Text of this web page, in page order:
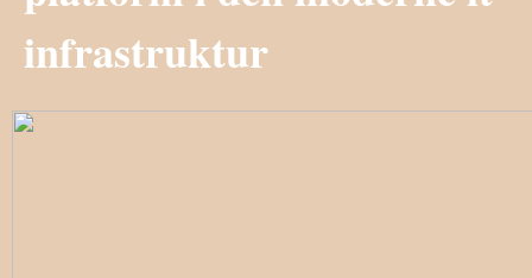
infrastruktur